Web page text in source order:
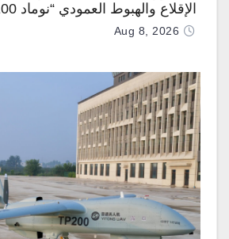
الإقلاع والهبوط العمودي “نوماد 100”
Aug 8, 2026